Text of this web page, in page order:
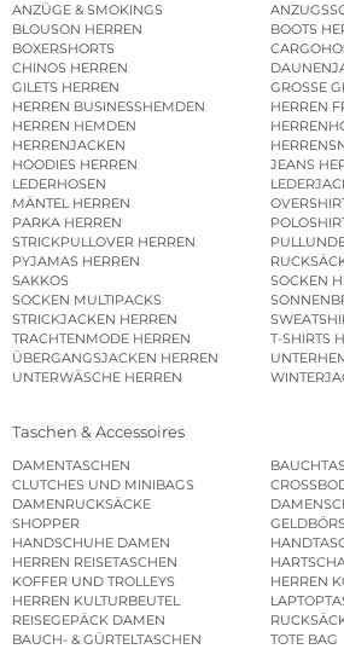
ANZÜGE & SMOKINGS
BLOUSON HERREN
BOOTS
BOXERSHORTS
CHINOS HERREN
GILETS HERREN
GROSSE
HERREN BUSINESSHEMDEN
HERREN
HERREN HEMDEN
HERRENJACKEN
HOODIES HERREN
JEANS
LEDERHOSEN
MÄNTEL HERREN
PARKA HERREN
STRICKPULLOVER HERREN
PYJAMAS HERREN
SAKKOS
SOCKEN
SOCKEN MULTIPACKS
STRICKJACKEN HERREN
TRACHTENMODE HERREN
T-SHIRTS
ÜBERGANGSJACKEN HERREN
UNTERWÄSCHE HERREN
Taschen & Accessoires
DAMENTASCHEN
CLUTCHES UND MINIBAGS
DAMENRUCKSÄCKE
SHOPPER
HANDSCHUHE DAMEN
HERREN REISETASCHEN
KOFFER UND TROLLEYS
HERREN
HERREN KULTURBEUTEL
REISEGEPÄCK DAMEN
BAUCH- & GÜRTELTASCHEN
TOTE BAG